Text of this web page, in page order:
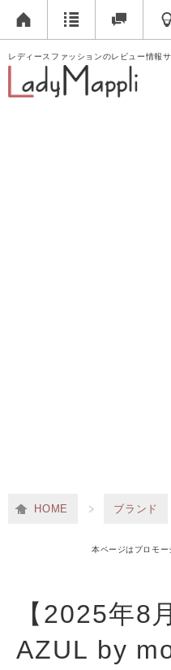
レディースファッションのレビュー情報サ
HOME ブランド
本ページはプロモー
【2025年8
AZUL by